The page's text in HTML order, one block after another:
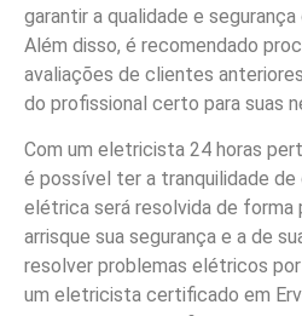
garantir a qualidade e
Além disso, é recomendado
avaliações de clientes
do profissional certo para suas
Com um eletricista 24 horas
é possível ter a tranquilidade de
elétrica será resolvida de forma
arrisque sua segurança e a de
resolver problemas elétricos
um eletricista certificado em